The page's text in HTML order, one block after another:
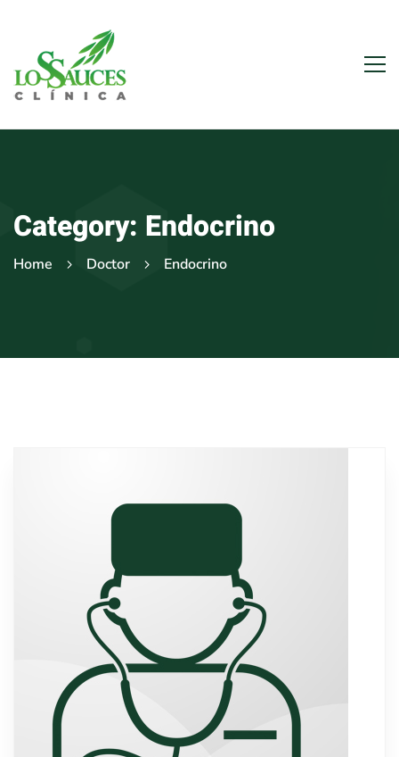
Category: Endocrino
Home Doctor Endocrino